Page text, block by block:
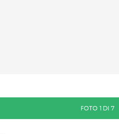
FOTO 1 DI 7